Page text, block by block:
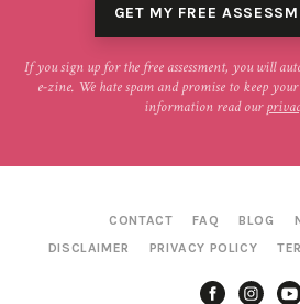
If you sign up for the free assessment, you will
e-zine. We hate spam and promise to keep
information read our
CONTACT FAQ BLOG
DISCLAIMER
PRIVACY POLICY